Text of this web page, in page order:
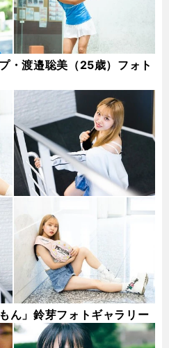
・渡邉聡美（25歳）フォト
ん」鈴芽フォトギャラリー